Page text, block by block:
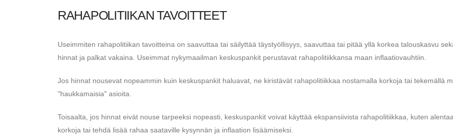
RAHAPOLITIIKAN TAVOITTEET
Useimmiten rahapolitiikan tavoitteina on saavuttaa tai säilyttää täystyöllisyys, saavuttaa tai pitää yllä korkea talouskasvu
hinnat ja palkat vakaina. Useimmat nykymaailman keskuspankit perustavat rahapolitiikkansa maan inflaatiovauhtiin.
Jos hinnat nousevat nopeammin kuin keskuspankit haluavat, ne kiristävät rahapolitiikkaa nostamalla korkoja tai tekemällä
"haukkamaisia" asioita.
Toisaalta, jos hinnat eivät nouse tarpeeksi nopeasti, keskuspankit voivat käyttää ekspansiivista rahapolitiikkaa, kuten alentaa
korkoja tai tehdä lisää rahaa saataville kysynnän ja inflaation lisäämiseksi.